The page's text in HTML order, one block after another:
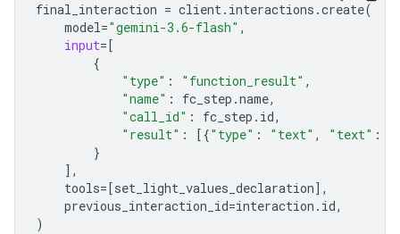
final_interaction = client. interactions .create(
model="gemini-3.6-flash" ,
input= [
{
"type" : "function_result" ,
"name" : fc_step .name,
"call_id" : fc_step . id,
"result" : [{"type" : "text" , "text" :
}
],
tools= [set_light_values_declaration],
previous_interaction_id=interaction . id,
)